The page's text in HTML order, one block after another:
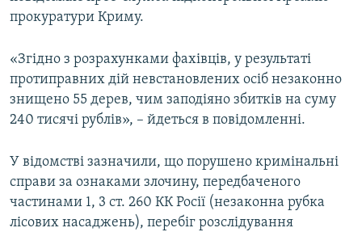
прокуратури Криму.
«Згідно з розрахунками фахівців, у результаті
протиправних дій невстановлених осіб незаконно
знищено 55 дерев, чим заподіяно збитків на суму
240 тисячі рублів», – йдеться в повідомленні.
У відомстві зазначили, що порушено кримінальні
справи за ознаками злочину, передбаченого
частинами 1, 3 ст. 260 КК Росії (незаконна рубка
лісових насаджень), перебіг розслідування